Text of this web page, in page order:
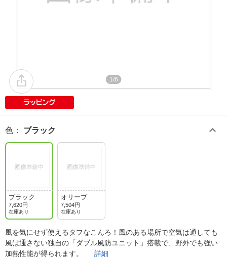
1/6
色 ： ブラック
ブラック
7,620円
在庫あり
オリーブ
7,504円
在庫あり
風を気にせず使えるタフなこんろ！風のある場所で空気は通しても
風は通さない独自の「ダブル風防ユニット」搭載で、野外でも強い
加熱性能が得られます。 詳細